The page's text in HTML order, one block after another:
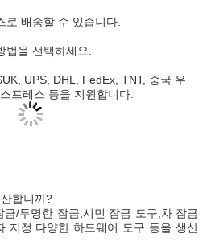
로 배송할 수 있습니다.
법을 선택하세요.
UPS, DHL, FedEx, TNT, 중국 우
프레스 등을 지원합니다.
합니까?
금/투명한 잠금,시민 잠금 도구,차 잠금
지정 다양한 하드웨어 도구 등을 생산